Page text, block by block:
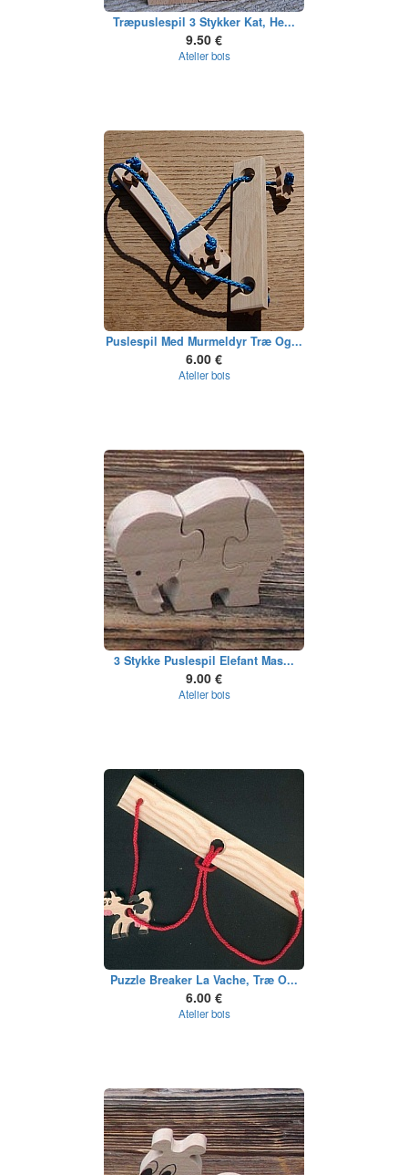
Træpuslespil 3 Stykker Kat, He...
9.50 €
Atelier bois
Puslespil Med Murmeldyr Træ Og...
6.00 €
Atelier bois
3 Stykke Puslespil Elefant Mas...
9.00 €
Atelier bois
Puzzle Breaker La Vache, Træ O...
6.00 €
Atelier bois